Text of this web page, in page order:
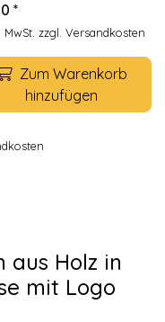
*
zzgl. Versandkosten
Zum Warenkorb
hinzufügen
aus Holz in
mit Logo